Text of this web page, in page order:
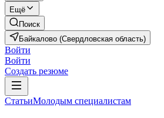
Ещё
Поиск
Байкалово (Свердловская область)
Войти
Войти
Создать резюме
СтатьиМолодым специалистам